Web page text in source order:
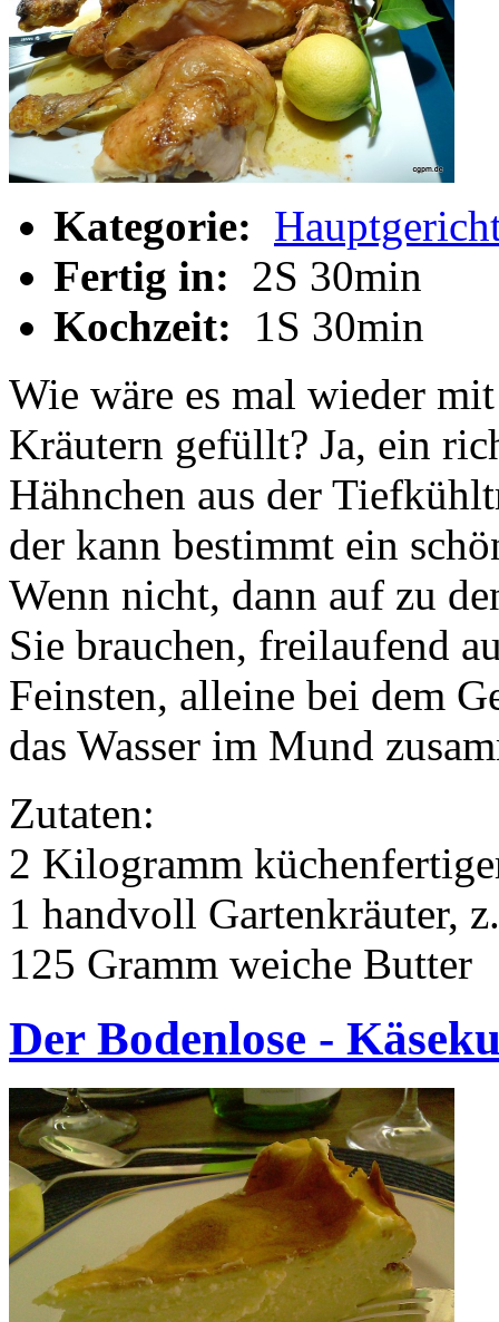
Kategorie:
Fertig in: 2S 30min
Kochzeit:
1S 30min
Wie wäre es mal wieder
Kräutern gefüllt? Ja, ein
Hähnchen aus der
der kann bestimmt ein
Wenn nicht, dann auf zu
Sie brauchen, freilaufend
Feinsten, alleine bei dem
das Wasser im Mund
Zutaten:
2 Kilogramm
1 handvoll Gartenkräuter,
125 Gramm weiche Butter
Der Bodenlose -